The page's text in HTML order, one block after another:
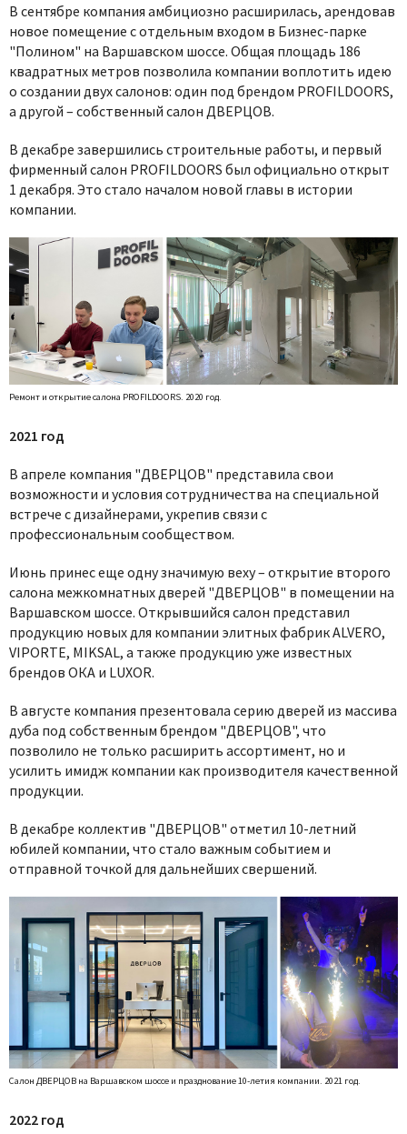
В сентябре компания амбициозно расширилась, арендовав
новое помещение с отдельным входом в Бизнес-парке
"Полином" на Варшавском шоссе. Общая площадь 186
квадратных метров позволила компании воплотить идею
о создании двух салонов: один под брендом PROFILDOORS,
а другой – собственный салон ДВЕРЦОВ.
В декабре завершились строительные работы, и первый
фирменный салон PROFILDOORS был официально открыт
1 декабря. Это стало началом новой главы в истории
компании.
Ремонт и открытие салона PROFILDOORS. 2020 год.
2021 год
В апреле компания "ДВЕРЦОВ" представила свои
возможности и условия сотрудничества на специальной
встрече с дизайнерами, укрепив связи с
профессиональным сообществом.
Июнь принес еще одну значимую веху – открытие второго
салона межкомнатных дверей "ДВЕРЦОВ" в помещении на
Варшавском шоссе. Открывшийся салон представил
продукцию новых для компании элитных фабрик ALVERO,
VIPORTE, MIKSAL, а также продукцию уже известных
брендов ОКА и LUXOR.
В августе компания презентовала серию дверей из массива
дуба под собственным брендом "ДВЕРЦОВ", что
позволило не только расширить ассортимент, но и
усилить имидж компании как производителя качественной
продукции.
В декабре коллектив "ДВЕРЦОВ" отметил 10-летний
юбилей компании, что стало важным событием и
отправной точкой для дальнейших свершений.
Салон ДВЕРЦОВ на Варшавском шоссе и празднование 10-летия компании. 2021 год.
2022 год